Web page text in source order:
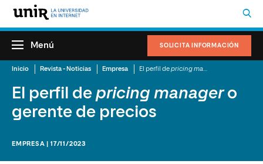
SOLICITA INFORMACIÓN
Menú
Inicio Revista - Noticias Empresa El perfil depricing manager
El perfil de pricing managero
gerente de precios
EMPRESA | 17/11/2023